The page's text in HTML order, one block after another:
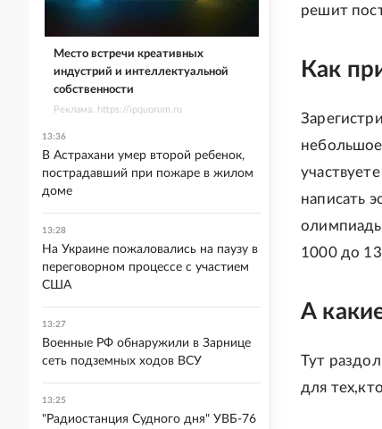
решит
Как
небольшое
написать
1000 до
А
Тут
для
Место встречи креативных
индустрий и интеллектуальной
собственности
Реклама. https://ipquorum.ru
13:36
В Астрахани умер второй ребенок,
пострадавший при пожаре в жилом
доме
13:28
На Украине пожаловались на паузу в
переговорном процессе с участием
США
13:27
Военные РФ обнаружили в Зарнице
сеть подземных ходов ВСУ
13:25
"Радиостанция Судного дня" УВБ-76